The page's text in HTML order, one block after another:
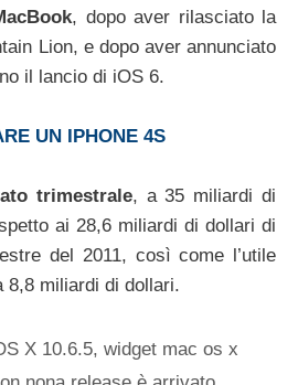
, dopo aver rilasciato la
Lion, e dopo aver annunciato
il lancio di iOS 6.
UN IPHONE 4S
trimestrale, a 35 miliardi di
ai 28,6 miliardi di dollari di
del 2011, così come l’utile
8,8 miliardi di dollari.
X 10.6.5,widget mac os x